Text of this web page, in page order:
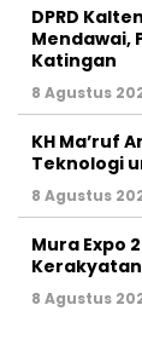
DPRD
Mendawai,
Katingan
8 Agustus
KH Ma’ruf
Teknologi
8 Agustus
Mura Expo
Kerakyatan
8 Agustus